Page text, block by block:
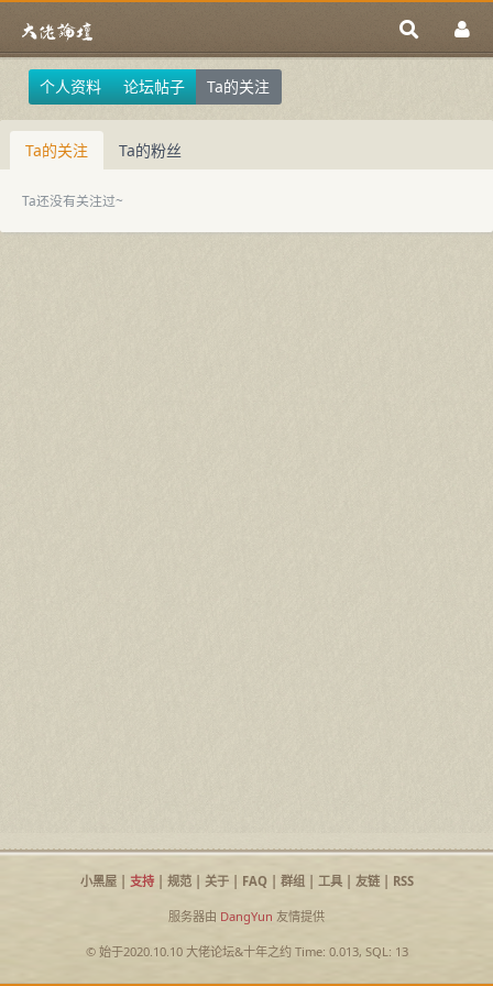
个人资料 论坛帖子 Ta的关注
Ta的关注 Ta的粉丝
Ta还没有关注过~
小黑屋| 支持| 规范| 关于| FAQ| 群组| 工具| 友链| RSS
服务器由 DangYun 友情提供
© 始于2020.10.10 大佬论坛&十年之约Time: 0.013, SQL: 13